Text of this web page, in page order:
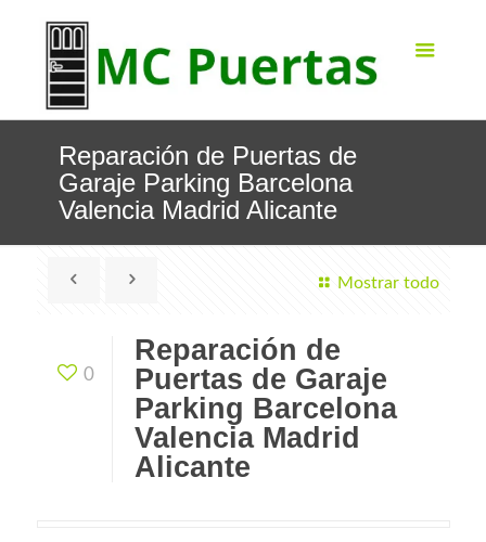
Reparación de Puertas de
Garaje Parking Barcelona
Valencia Madrid Alicante
Mostrar todo
0
Reparación de
Puertas de Garaje
Parking Barcelona
Valencia Madrid
Alicante